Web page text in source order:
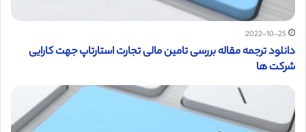
2022-10-25
دانلود ترجمه مقاله بررسی تامین مالی تجارت استارتاپ جهت کارایی
شرکت ها